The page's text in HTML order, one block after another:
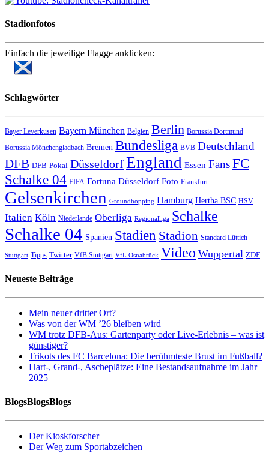
Stadionfotos
Einfach die jeweilige Flagge anklicken:
Schlagwörter
Bayer Leverkusen Bayern München Belgien Berlin Borussia Dortmund
Borussia Mönchengladbach Bremen Bundesliga BVB Deutschland
DFB DFB-Pokal DüsseldorfEngland Essen FansFC
Schalke 04 FIFA Fortuna Düsseldorf Foto Frankfurt
Gelsenkirchen Groundhopping Hamburg Hertha BSC HSV
Italien Köln Niederlande Oberliga Regionalliga Schalke
Schalke 04 Spanien Stadien Stadion Standard Lüttich
Stuttgart Tipps Twitter VfB Stuttgart VfL Osnabrück Video Wuppertal ZDF
Neueste Beiträge
Mein neuer dritter Ort?
Was von der WM ’26 bleiben wird
WM trotz DFB-Aus: Gartenparty oder Live-Erlebnis – was ist
günstiger?
Trikots des FC Barcelona: Die berühmteste Brust im Fußball?
Hart-, Grand-, Ascheplätze: Eine Bestandsaufnahme im Jahr
2025
BlogsBlogsBlogs
Der Kioskforscher
Der Weg zum Sportabzeichen